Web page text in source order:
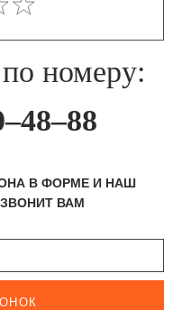
номеру:
В ФОРМЕ И НАШ
ВАМ